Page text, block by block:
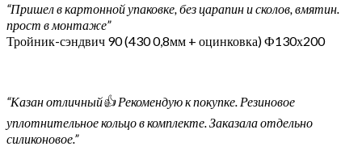
“Пришел в картонной упаковке, без царапин и сколов, вмятин.
прост в монтаже”
Тройник-сэндвич 90 (430 0,8мм + оцинковка) Ф130х200
“Казан отличный👍 Рекомендую к покупке. Резиновое
уплотнительное кольцо в комплекте. Заказала отдельно
силиконовое.”